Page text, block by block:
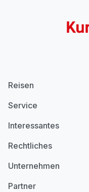
Reisen
Service
Interessantes
Rechtliches
Unternehmen
Partner